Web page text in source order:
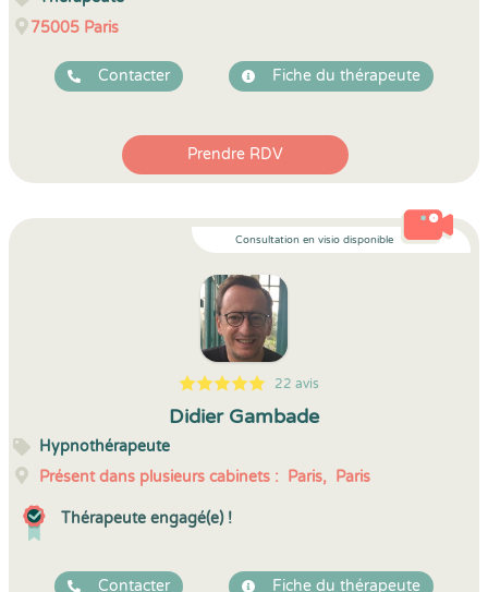
75005 Paris
Contacter Fiche du thérapeute
Prendre RDV
Consultation en visio disponible
5
1
5
22 22 avis
Didier Gambade
Hypnothérapeute
Présent dans plusieurs cabinets : Paris, Paris
Thérapeute engagé(e) !
Contacter Fiche du thérapeute